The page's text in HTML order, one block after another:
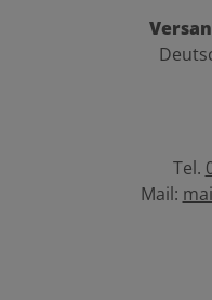
Tel.
Mail: